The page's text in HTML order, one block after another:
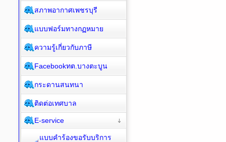
สภาพอากาศเพชรบุรี
แบบฟอร์มทางกฏหมาย
ความรู้เกี่ยวกับภาษี
Facebookทต.บางตะบูน
กระดานสนทนา
ติดต่อเทศบาล
E-service
แบบคำร้องขอรับบริการ